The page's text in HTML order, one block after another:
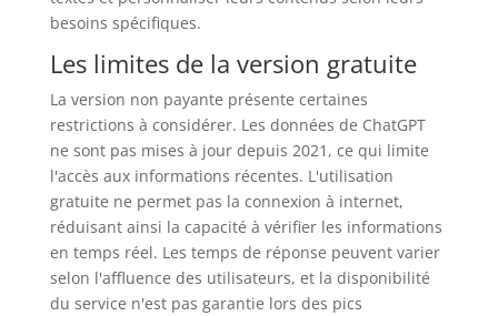
besoins spécifiques.
Les limites de la version gratuite
La version non payante présente certaines
restrictions à considérer. Les données de ChatGPT
ne sont pas mises à jour depuis 2021, ce qui limite
l'accès aux informations récentes. L'utilisation
gratuite ne permet pas la connexion à internet,
réduisant ainsi la capacité à vérifier les informations
en temps réel. Les temps de réponse peuvent varier
selon l'affluence des utilisateurs, et la disponibilité
du service n'est pas garantie lors des pics